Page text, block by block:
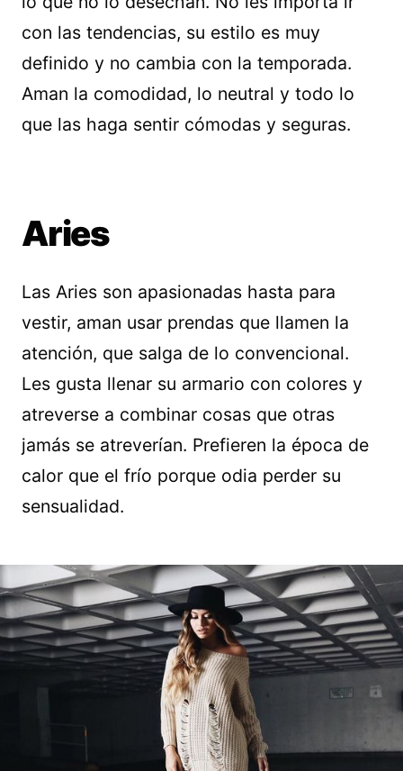
con las tendencias, su estilo es muy
definido y no cambia con la temporada.
Aman la comodidad, lo neutral y todo lo
que las haga sentir cómodas y seguras.
Aries
Las Aries son apasionadas hasta para
vestir, aman usar prendas que llamen la
atención, que salga de lo convencional.
Les gusta llenar su armario con colores y
atreverse a combinar cosas que otras
jamás se atreverían. Prefieren la época de
calor que el frío porque odia perder su
sensualidad.